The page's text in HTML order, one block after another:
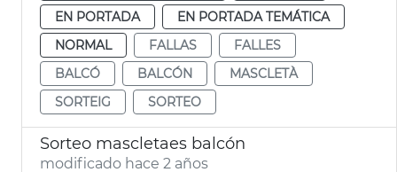
EN PORTADA
EN PORTADA TEMÁTICA
NORMAL
FALLAS
FALLES
BALCÓ
BALCÓN
MASCLETÀ
SORTEIG
SORTEO
Sorteo mascletaes balcón
modificado hace 2 años